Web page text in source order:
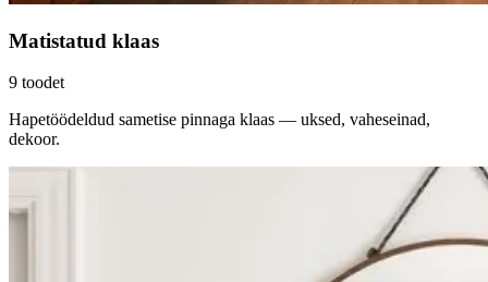
Matistatud klaas
9 toodet
Hapetöödeldud sametise pinnaga klaas — uksed, vaheseinad,
dekoor.